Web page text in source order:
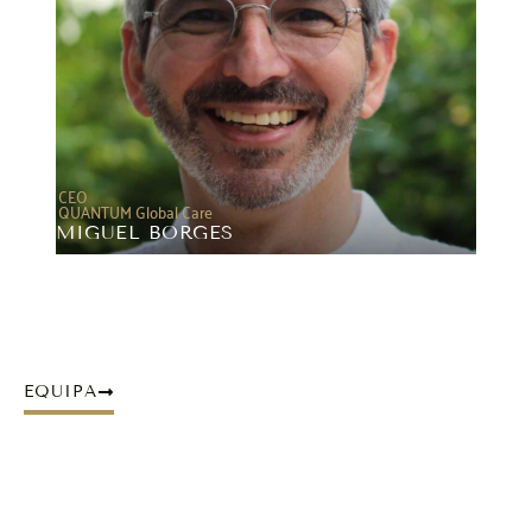
EQUIPA
CEO
QUANTUM Global Care
MIGUEL BORGES